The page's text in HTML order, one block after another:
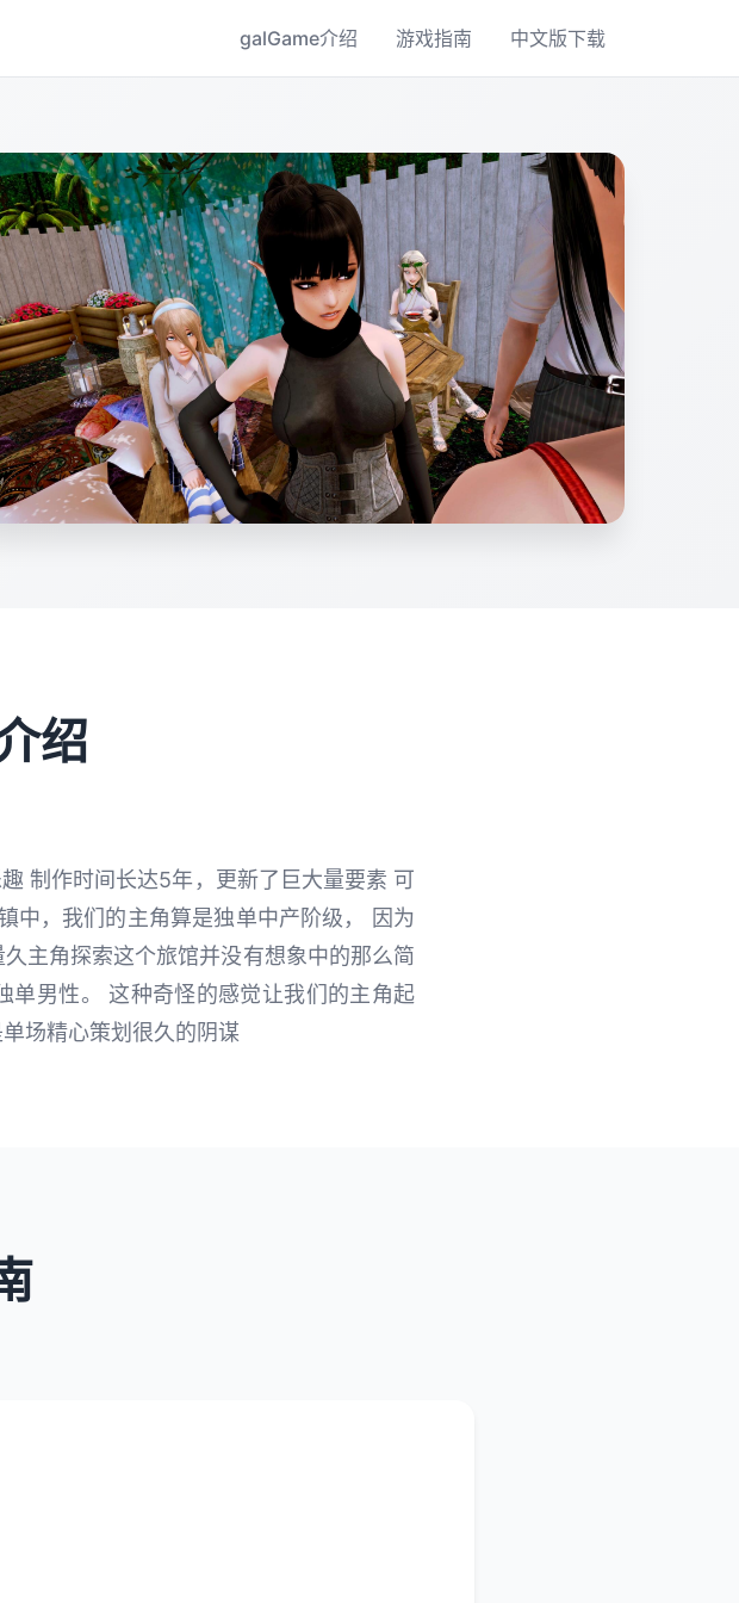
galGame介绍 游戏指南 中文版下载
绍
制作时间长达5年，更新了巨大量要素 可
中，我们的主角算是独单中产阶级， 因为
主角探索这个旅馆并没有想象中的那么简
单男性。 这种奇怪的感觉让我们的主角起
场精心策划很久的阴谋